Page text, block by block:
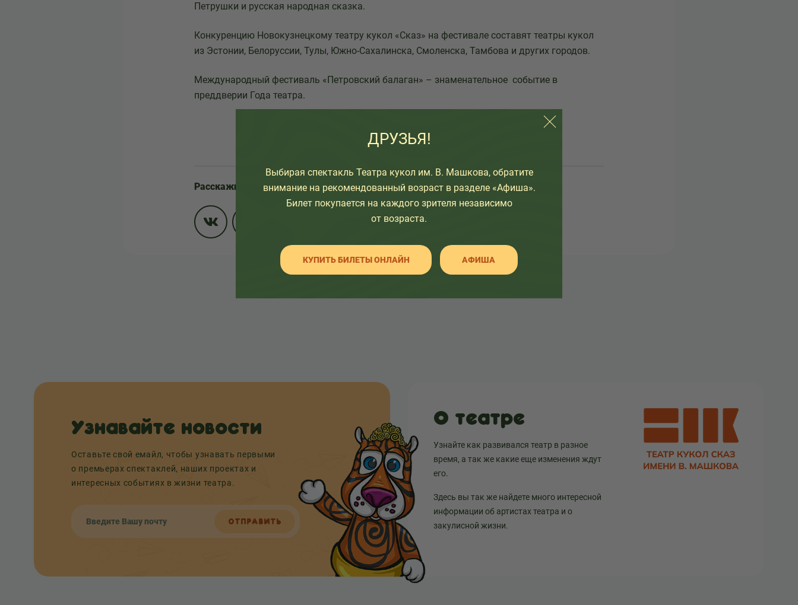
Петрушки и русская народная сказка.
Конкуренцию Новокузнецкому театру кукол «Сказ» на фестивале составят театры кукол
из Эстонии, Белоруссии, Тулы, Южно-Сахалинска, Смоленска, Тамбова и других городов.
Международный фестиваль «Петровский балаган» – знаменательное событие в
преддверии Года театра.
Расскажите друзьям:
Узнавайте новости
Оставьте свой емайл, чтобы узнавать первыми
о премьерах спектаклей, наших проектах и
интересных событиях в жизни театра.
ОТПРАВИТЬ
О театре
Узнайте как развивался театр в разное
время, а так же какие еще изменения ждут
его.
Здесь вы так же найдете много интересной
информации об артистах театра и о
закулисной жизни.
ДРУЗЬЯ!
Выбирая спектакль Театра кукол им. В. Машкова, обратите
внимание на рекомендованный возраст в разделе «Афиша».
Билет покупается на каждого зрителя независимо
от возраста.
КУПИТЬ БИЛЕТЫ ОНЛАЙН АФИША